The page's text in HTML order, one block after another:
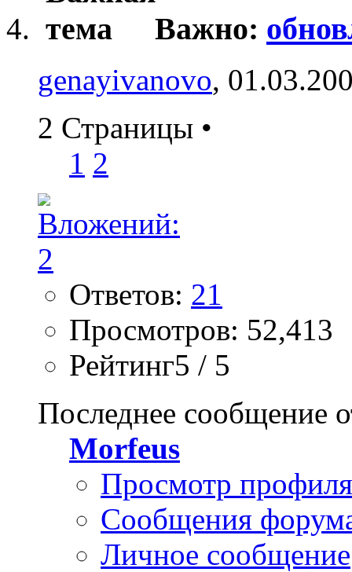
Важно:
genayivanovo,
2 Страницы •
1 2
Ответов: 21
Просмотров: 52,413
Рейтинг5 / 5
Последнее сообщение
Morfeus
Просмотр профиля
Сообщения
Личное сообщение